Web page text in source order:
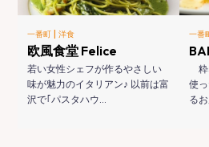
一番町 |洋食
欧風食堂 Felice
若い女性シェフが作るやさしい
味が魅力のイタリアン♪ 以前は富
沢で｢パスタハウ…
一番
粋
使
る